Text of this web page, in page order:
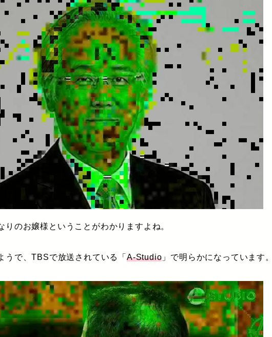
りのお嬢様ということがわかりますよね。
うで、TBSで放送されている「 A-Studio 」で明らかになっています。